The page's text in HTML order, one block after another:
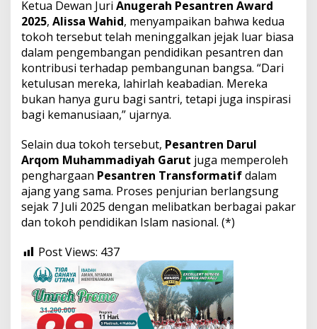
Ketua Dewan Juri Anugerah Pesantren Award
2025, Alissa Wahid, menyampaikan bahwa kedua
tokoh tersebut telah meninggalkan jejak luar biasa
dalam pengembangan pendidikan pesantren dan
kontribusi terhadap pembangunan bangsa. “Dari
ketulusan mereka, lahirlah keabadian. Mereka
bukan hanya guru bagi santri, tetapi juga inspirasi
bagi kemanusiaan,” ujarnya.
Selain dua tokoh tersebut, Pesantren Darul
Arqom Muhammadiyah Garut juga memperoleh
penghargaan Pesantren Transformatifdalam
ajang yang sama. Proses penjurian berlangsung
sejak 7 Juli 2025 dengan melibatkan berbagai pakar
dan tokoh pendidikan Islam nasional. (*)
Post Views: 437